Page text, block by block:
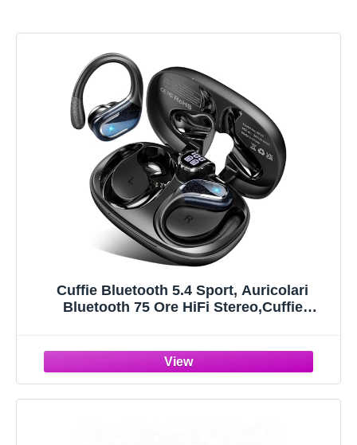
Cuffie Bluetooth 5.4 Sport, Auricolari
Bluetooth 75 Ore HiFi Stereo,Cuffie
LED, Headphones Per Corsa e Sport
Estremi, USB-C